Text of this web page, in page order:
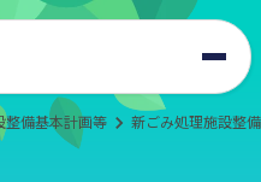
整備基本計画等 新ごみ処理施設整